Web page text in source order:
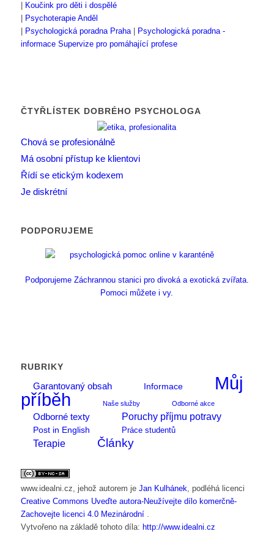
Koučink pro děti i dospělé
Psychoterapie Anděl
Psychologická poradna Praha|
Psychologická poradna -
informace Supervize pro pomáhající profese
ČTYŘLÍSTEK DOBRÉHO PSYCHOLOGA
Chová se profesionálně
Má osobní přístup ke klientovi
Řídí se etickým kodexem
Je diskrétní
PODPORUJEME
Podporujeme Záchrannou stanici pro divoká a exotická zvířata.
Pomoci můžete i vy.
RUBRIKY
Garantovaný obsah
Informace
Můj
příběh
Naše služby Odborné akce
Odborné texty Poruchy příjmu potravy
Post in English Práce studentů
Terapie Články
www.idealni.cz , jehož autorem je Jan Kulhánek , podléhá licenci
Creative Commons Uveďte autora-Neužívejte dílo komerčně-
Zachovejte licenci 4.0 Mezinárodní
Vytvořeno na základě tohoto díla: http://www.idealni.cz